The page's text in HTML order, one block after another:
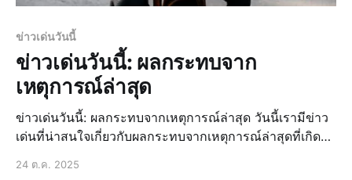
ข่าวเด่นวันนี้
ข่าวเด่นวันนี้: ผลกระทบจาก
เหตุการณ์ล่าสุด
ข่าวเด่นวันนี้: ผลกระทบจากเหตุการณ์ล่าสุด วันนี้เรามีข่าว
เด่นที่น่าสนใจเกี่ยวกับผลกระทบจากเหตุการณ์ล่าสุดที่เกิด
ของประเทศอย่างมาก ข่าวล่าสุด: การเมืองไทยวันนี้
24 ต.ค. 2025